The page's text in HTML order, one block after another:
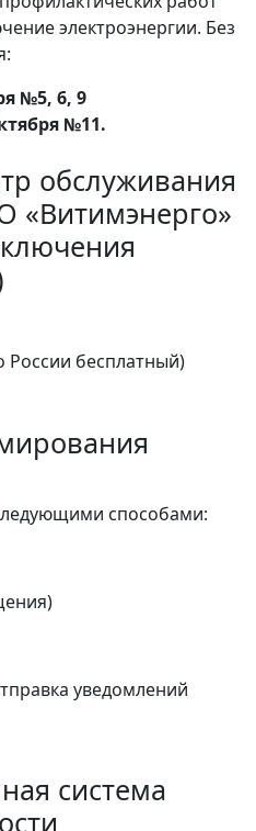
электроэнергии. Без
№5, 6, 9
№11.
обслуживания
«Витимэнерго»
России бесплатный)
способами:
уведомлений
система